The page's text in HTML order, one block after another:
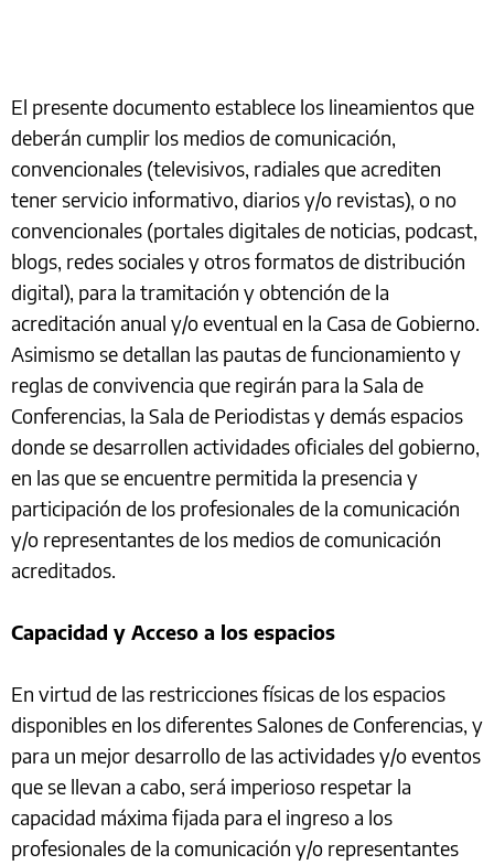
El presente documento establece los lineamientos que
deberán cumplir los medios de comunicación,
convencionales (televisivos, radiales que acrediten
tener servicio informativo, diarios y/o revistas), o no
convencionales (portales digitales de noticias, podcast,
blogs, redes sociales y otros formatos de distribución
digital), para la tramitación y obtención de la
acreditación anual y/o eventual en la Casa de Gobierno.
Asimismo se detallan las pautas de funcionamiento y
reglas de convivencia que regirán para la Sala de
Conferencias, la Sala de Periodistas y demás espacios
donde se desarrollen actividades oficiales del gobierno,
en las que se encuentre permitida la presencia y
participación de los profesionales de la comunicación
y/o representantes de los medios de comunicación
acreditados.
Capacidad y Acceso a los espacios
En virtud de las restricciones físicas de los espacios
disponibles en los diferentes Salones de Conferencias, y
para un mejor desarrollo de las actividades y/o eventos
que se llevan a cabo, será imperioso respetar la
capacidad máxima fijada para el ingreso a los
profesionales de la comunicación y/o representantes